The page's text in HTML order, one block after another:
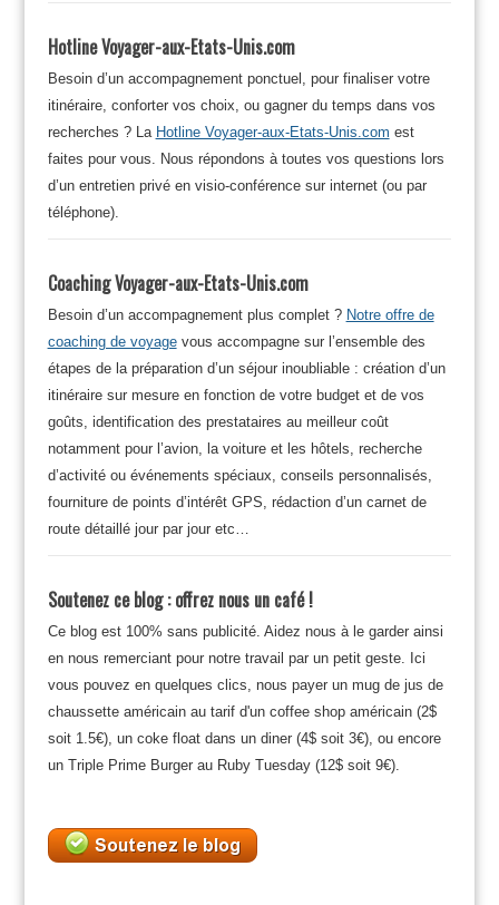
Hotline Voyager-aux-Etats-Unis.com
Besoin d’un accompagnement ponctuel, pour finaliser votre
itinéraire, conforter vos choix, ou gagner du temps dans vos
recherches ? La Hotline Voyager-aux-Etats-Unis.com est
faites pour vous. Nous répondons à toutes vos questions lors
d’un entretien privé en visio-conférence sur internet (ou par
téléphone).
Coaching Voyager-aux-Etats-Unis.com
Besoin d’un accompagnement plus complet ? Notre offre de
coaching de voyagevous accompagne sur l’ensemble des
étapes de la préparation d’un séjour inoubliable : création d’un
itinéraire sur mesure en fonction de votre budget et de vos
goûts, identification des prestataires au meilleur coût
notamment pour l’avion, la voiture et les hôtels, recherche
d’activité ou événements spéciaux, conseils personnalisés,
fourniture de points d’intérêt GPS, rédaction d’un carnet de
route détaillé jour par jour etc…
Soutenez ce blog : offrez nous un café !
Ce blog est 100% sans publicité. Aidez nous à le garder ainsi
en nous remerciant pour notre travail par un petit geste. Ici
vous pouvez en quelques clics, nous payer un mug de jus de
chaussette américain au tarif d'un coffee shop américain (2$
soit 1.5€), un coke float dans un diner (4$ soit 3€), ou encore
un Triple Prime Burger au Ruby Tuesday (12$ soit 9€).